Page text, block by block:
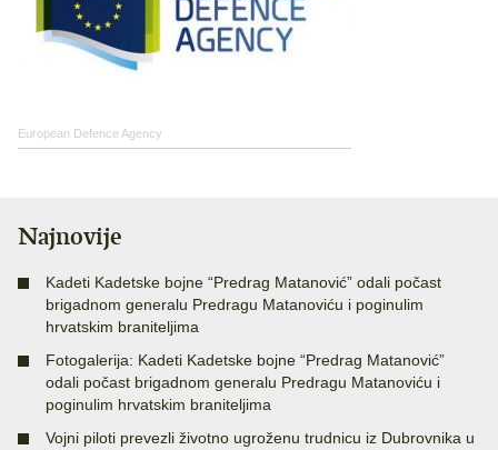
European Defence Agency
Najnovije
Kadeti Kadetske bojne “Predrag Matanović” odali počast
brigadnom generalu Predragu Matanoviću i poginulim
hrvatskim braniteljima
Fotogalerija: Kadeti Kadetske bojne “Predrag Matanović”
odali počast brigadnom generalu Predragu Matanoviću i
poginulim hrvatskim braniteljima
Vojni piloti prevezli životno ugroženu trudnicu iz Dubrovnika u